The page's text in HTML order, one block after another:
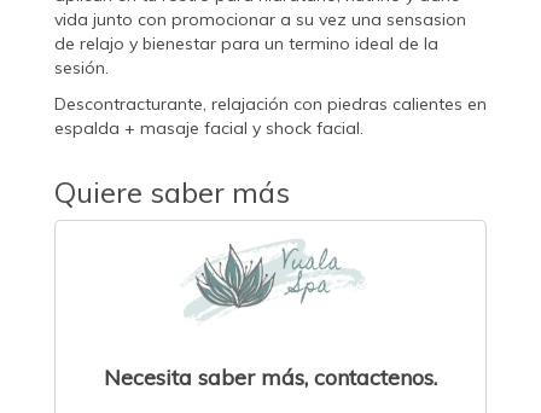
vida junto con promocionar a su vez una sensasion
de relajo y bienestar para un termino ideal de la
sesión.
Descontracturante, relajación con piedras calientes en
espalda + masaje facial y shock facial.
Quiere saber más
Necesita saber más, contactenos.